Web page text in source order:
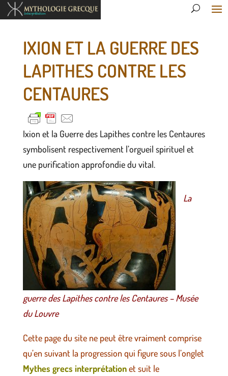
IXION ET LA GUERRE DES
LAPITHES CONTRE LES
CENTAURES
Ixion et la Guerre des Lapithes contre les Centaures
symbolisent respectivement l’orgueil spirituel et
une purification approfondie du vital.
La
guerre des Lapithes contre les Centaures – Musée
du Louvre
Cette page du site ne peut être vraiment comprise
qu’en suivant la progression qui figure sous l’onglet
Mythes grecs interprétationet suit le